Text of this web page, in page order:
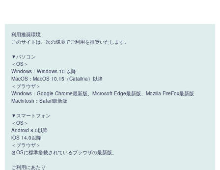
利用推奨環境
このサイトは、次の環境でご利用を推奨いたします。
▼パソコン
＜OS＞
Windows：Windows 10 以降
MacOS：MacOS 10.15（Catalina）以降
＜ブラウザ＞
Windows：Google Chrome最新版、Microsoft Edge最新版、Mozilla FireFox最新版
Macintosh：Safari最新版
▼スマートフォン
＜OS＞
Android 8.0以降
iOS 14.0以降
＜ブラウザ＞
各OSに標準搭載されているブラウザの最新版。
ご利用にあたり